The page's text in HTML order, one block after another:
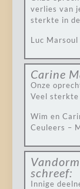
verlies van
sterkte in
Luc
Carine
Onze
Veel sterkte
Wim en
Ceuleers –
schreef:
Innige